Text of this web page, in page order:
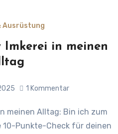
Ausrüstung
Imkerei in meinen
1 Kommentar
10-Punkte-Check für deinen